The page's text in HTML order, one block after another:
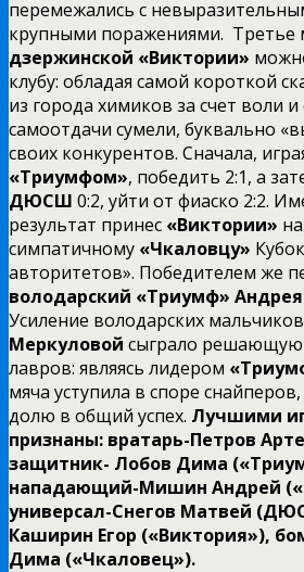
перемежались с
крупными поражениями. Третье
дзержинской «Виктории»
клубу: обладая самой короткой
из города химиков за счет воли
самоотдачи сумели, буквально
своих конкурентов. Сначала,
«Триумфом», победить 2:1, а
ДЮСШ 0:2, уйти от фиаско 2:2.
результат принес «Виктории»
симпатичному «Чкаловцу»
авторитетов». Победителем же
володарский «Триумф»
Усиление володарских мальчиков
Меркуловой сыграло решающую
лавров: являясь лидером
мяча уступила в споре
долю в общий успех. Лучшими
признаны: вратарь-Петров
защитник- Лобов Дима
нападающий-Мишин Андрей
универсал-Снегов Матвей
Каширин Егор («Виктория»),
Дима («Чкаловец»).